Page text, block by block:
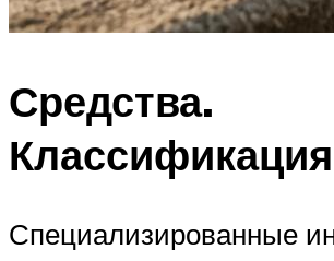
Средства.
Классификация
Специализированные